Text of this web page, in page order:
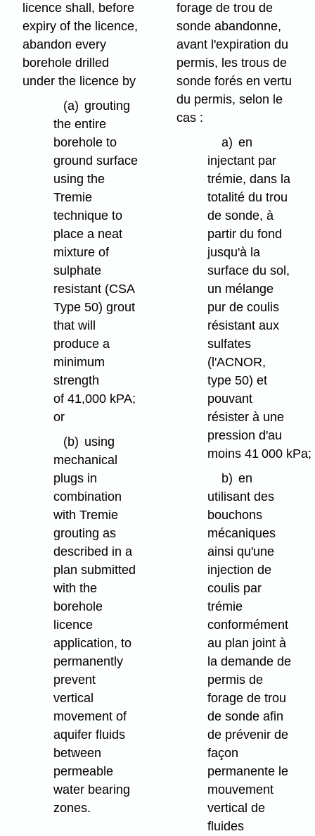
licence shall, before
expiry of the licence,
abandon every
borehole drilled
under the licence by
(a) grouting
the entire
borehole to
ground surface
using the
Tremie
technique to
place a neat
mixture of
sulphate
resistant (CSA
Type 50) grout
that will
produce a
minimum
strength
of 41,000 kPA;
or
(b) using
mechanical
plugs in
combination
with Tremie
grouting as
described in a
plan submitted
with the
borehole
licence
application, to
permanently
prevent
vertical
movement of
aquifer fluids
between
permeable
water bearing
zones.
forage de trou de
sonde abandonne,
avant l'expiration du
permis, les trous de
sonde forés en vertu
du permis, selon le
cas :
a) en
injectant par
trémie, dans la
totalité du trou
de sonde, à
partir du fond
jusqu'à la
surface du sol,
un mélange
pur de coulis
résistant aux
sulfates
(l'ACNOR,
type 50) et
pouvant
résister à une
pression d'au
moins 41 000 kPa;
b) en
utilisant des
bouchons
mécaniques
ainsi qu'une
injection de
coulis par
trémie
conformément
au plan joint à
la demande de
permis de
forage de trou
de sonde afin
de prévenir de
façon
permanente le
mouvement
vertical de
fluides